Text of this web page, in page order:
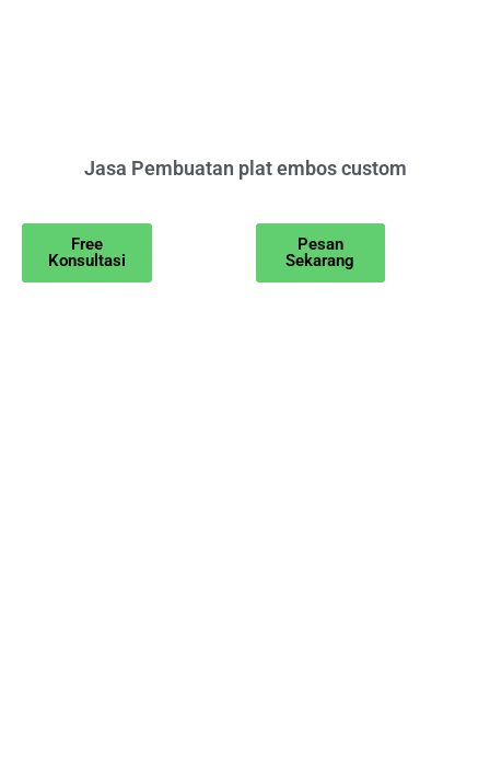
Jasa Pembuatan plat embos custom
Free
Konsultasi
Pesan
Sekarang